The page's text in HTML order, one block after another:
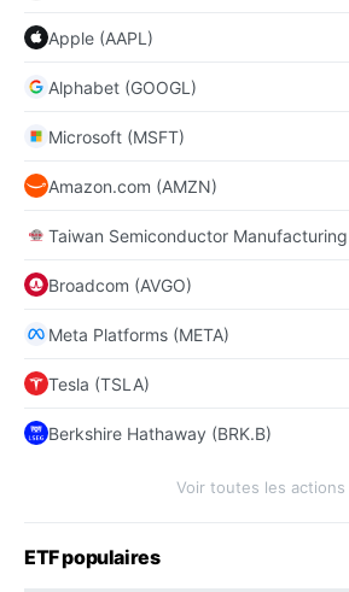
Apple (AAPL)
Alphabet (GOOGL)
Microsoft (MSFT)
Amazon.com (AMZN)
Taiwan Semiconductor
Broadcom (AVGO)
Meta Platforms (META)
Tesla (TSLA)
Berkshire Hathaway (BRK.B)
Voir toutes les
ETF populaires